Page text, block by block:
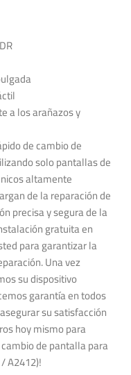
a los arañazos y
de cambio de
solo pantallas de
altamente
de la reparación de
precisa y segura de la
gratuita en
para garantizar la
Una vez
su dispositivo
garantía en todos
su satisfacción
hoy mismo para
de pantalla para
A2412)!